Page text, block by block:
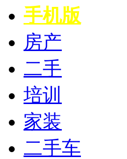
手机版
房产
二手
培训
家装
二手车